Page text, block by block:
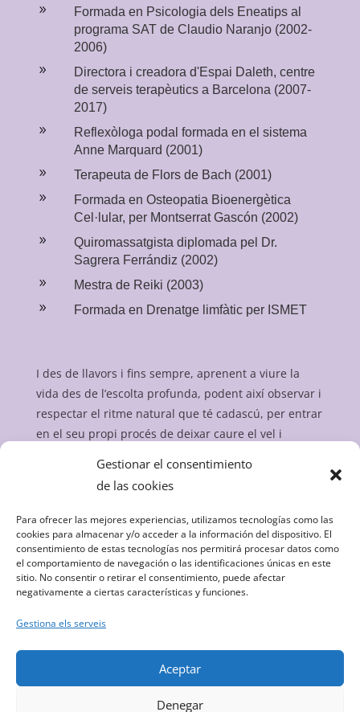
Gestionar el consentimiento
de las cookies
Para ofrecer las mejores experiencias, utilizamos tecnologías como las
cookies para almacenar y/o acceder a la información del dispositivo. El
consentimiento de estas tecnologías nos permitirá procesar datos como
el comportamiento de navegación o las identificaciones únicas en este
sitio. No consentir o retirar el consentimiento, puede afectar
negativamente a ciertas características y funciones.
Gestiona els serveis
Aceptar
Denegar
9
Formada en Psicologia dels Eneatips al
programa SAT de Claudio Naranjo (2002-
2006)
9
Directora i creadora d'Espai Daleth, centre
de serveis terapèutics a Barcelona (2007-
2017)
9
Reflexòloga podal formada en el sistema
Anne Marquard (2001)
9 Terapeuta de Flors de Bach (2001)
9
Formada en Osteopatia Bioenergètica
Cel·lular, per Montserrat Gascón (2002)
9
Quiromassatgista diplomada pel Dr.
Sagrera Ferrándiz (2002)
9 Mestra de Reiki (2003)
9 Formada en Drenatge limfàtic per ISMET
I des de llavors i fins sempre, aprenent a viure la
vida des de l’escolta profunda, podent així observar i
respectar el ritme natural que té cadascú, per entrar
en el seu propi procés de deixar caure el vel i
I, si o si, acompanyant amb amor, des de la
coherència i el compromís de ser cada dia nosaltres
mateix@s.
Amb la tranquil·litat de descobrir, reconèixer, valorar
i integrar els nostres dons.
M’acompanyes?
© Ariadna Bailo 2025, Website Design by Piero